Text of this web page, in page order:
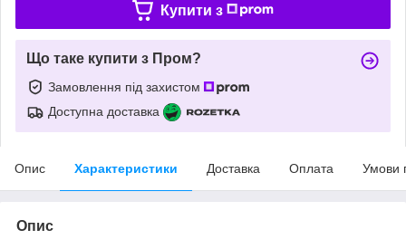
Купити з
Що таке купити з Пром?
Замовлення під захистом
Доступна доставка
Опис Характеристики Доставка Оплата Умови
Опис